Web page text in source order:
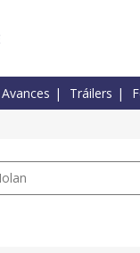
Avances Tráilers